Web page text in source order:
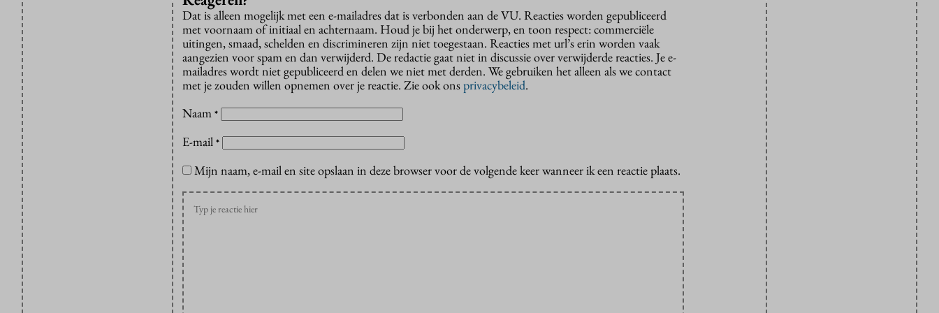
Dat is alleen mogelijk met een e-mailadres dat is verbonden aan de VU. Reacties worden gepubliceerd
met voornaam of initiaal en achternaam. Houd je bij het onderwerp, en toon respect: commerciële
uitingen, smaad, schelden en discrimineren zijn niet toegestaan. Reacties met url’s erin worden vaak
aangezien voor spam en dan verwijderd. De redactie gaat niet in discussie over verwijderde reacties. Je e-
mailadres wordt niet gepubliceerd en delen we niet met derden. We gebruiken het alleen als we contact
met je zouden willen opnemen over je reactie. Zie ook onsprivacybeleid.
Naam *
E-mail *
Mijn naam, e-mail en site opslaan in deze browser voor de volgende keer wanneer ik een reactie plaats.